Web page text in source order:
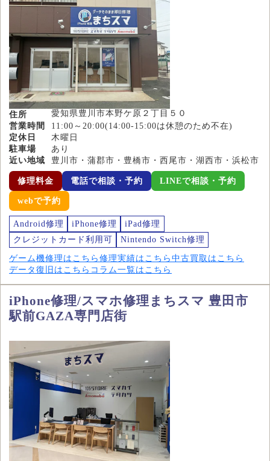
住所
愛知県豊川市本野ケ原２丁目５０
営業時間
11:00～20:00(14:00-15:00は休憩のため不在)
定休日
木曜日
駐車場
あり
近い地域
豊川市・蒲郡市・豊橋市・西尾市・湖西市・浜松市
修理料金 電話で相談・予約 LINEで相談・予約
webで予約
Android修理 iPhone修理
iPad修理
クレジットカード利用可
Nintendo Switch修理
ゲーム機修理はこちら 修理実績はこちら 中古買取はこちら
データ復旧はこちら コラム一覧はこちら
iPhone修理/スマホ修理まちスマ 豊田市
駅前GAZA専門店街